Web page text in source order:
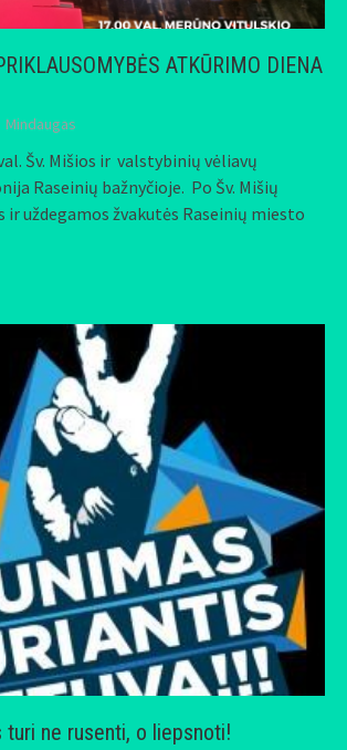
ATKŪRIMO DIENA
Mindaugas
Šv. Mišios ir valstybinių vėliavų
Raseinių bažnyčioje. Po Šv. Mišių
ir uždegamos žvakutės Raseinių miesto
turi ne rusenti, o liepsnoti!